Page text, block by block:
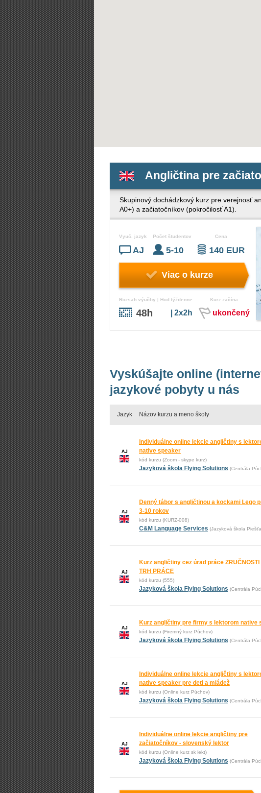
Angličtina pre
Skupinový dochádzkový kurz pre verejnosť
A0+) a začiatočníkov (pokročilosť A1).
Vyuč. jazyk
AJ
Počet študentov
5-10
Cena
140 EUR
Viac o kurze
Rozsah výučby | Hod týždenne
48h | 2x2h
Kurz začína
ukončený
Vyskúšajte online
jazykové pobyty u nás
Jazyk Názov kurzu a meno školy
AJ
Individuálne online lekcie angličtiny s
native speaker
kód kurzu (Zoom - skype kurz)
Jazyková škola Flying Solutions (Centrála
AJ
Denný tábor s angličtinou a kockami Lego
3-10 rokov
kód kurzu (KURZ-008)
C&M Language Services (Jazyková škola
AJ
Kurz angličtiny cez úrad práce ZRUČNOSTI
TRH PRÁCE
kód kurzu (555)
Jazyková škola Flying Solutions (Centrála
AJ
Kurz angličtiny pre firmy s lektorom native
kód kurzu (Firemný kurz Púchov)
Jazyková škola Flying Solutions (Centrála
AJ
Individuálne online lekcie angličtiny s
native speaker pre deti a mládež
kód kurzu (Online kurz Púchov)
Jazyková škola Flying Solutions (Centrála
AJ
Individuálne online lekcie angličtiny pre
začiatočníkov - slovenský lektor
kód kurzu (Online kurz sk lekt)
Jazyková škola Flying Solutions (Centrála